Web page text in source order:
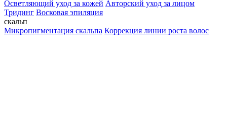
Осветляющий уход за кожей Авторский уход за лицом
Тридинг Восковая эпиляция
скальп
Микропигментация скальпа Коррекция линии роста волос